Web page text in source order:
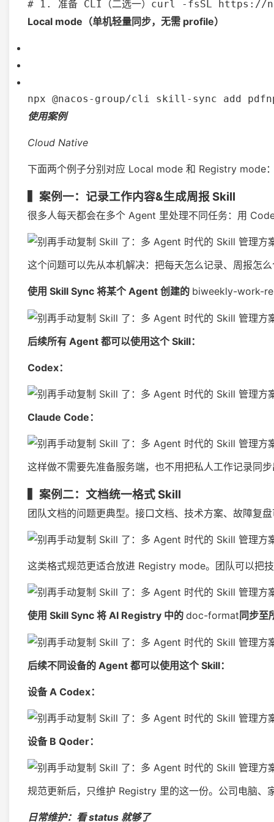
# 1. 准备 CLI（二选一） curl -fsSL https://
Local mode（单机轻量同步，无需 profile）
npx @nacos-group/cli skill-sync add pdf
使用案例
Cloud Native
下面两个例子分别对应 Local mode 和 Registry mode
案例一：记录工作内容&生成周报 Skill
很多人每天都会在多个 Agent 里处理不同任务：用
这个问题可以先从本机解决：把每天怎么记录、周报
使用 Skill Sync 将某个 Agent 创建的 biweekly-work-
后续所有 Agent 都可以使用这个 Skill：
Codex：
Claude Code：
这样做不需要先准备服务端，也不用把私人工作记录
案例二：文档统一格式 Skill
团队文档的问题更典型。接口文档、技术方案、故障复
这类格式规范更适合放进 Registry mode。团队可以把
使用 Skill Sync 将 AI Registry 中的 doc-format 同步至
后续不同设备的 Agent 都可以使用这个 Skill：
设备 A Codex：
设备 B Qoder：
规范更新后，只维护 Registry 里的这一份。公司电脑
日常维护：看 status 就够了